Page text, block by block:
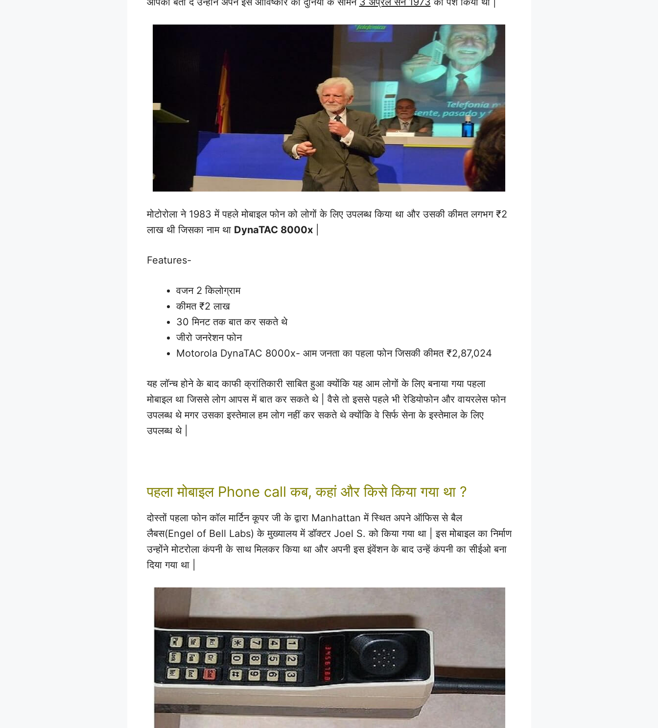
मोटोरोला ने 1983 में पहले मोबाइल फोन को लोगों के लिए उपलब्ध किया था और उसकी कीमत लगभग ₹2
लाख थी जिसका नाम था DynaTAC 8000x|
Features-
वजन 2 किलोग्राम
कीमत ₹2 लाख
30 मिनट तक बात कर सकते थे
जीरो जनरेशन फोन
Motorola DynaTAC 8000x- आम जनता का पहला फोन जिसकी कीमत ₹2,87,024
यह लॉन्च होने के बाद काफी क्रांतिकारी साबित हुआ क्योंकि यह आम लोगों के लिए बनाया गया पहला
मोबाइल था जिससे लोग आपस में बात कर सकते थे | वैसे तो इससे पहले भी रेडियोफोन और वायरलेस फोन
उपलब्ध थे मगर उसका इस्तेमाल हम लोग नहीं कर सकते थे क्योंकि वे सिर्फ सेना के इस्तेमाल के लिए
उपलब्ध थे |
पहला मोबाइल Phone call कब, कहां और किसे किया गया था ?
दोस्तों पहला फोन कॉल मार्टिन कूपर जी के द्वारा Manhattan में स्थित अपने ऑफिस से बैल
लैबस(Engel of Bell Labs) के मुख्यालय में डॉक्टर Joel S. को किया गया था | इस मोबाइल का निर्माण
उन्होंने मोटरोला कंपनी के साथ मिलकर किया था और अपनी इस इंवेंशन के बाद उन्हें कंपनी का सीईओ बना
दिया गया था |